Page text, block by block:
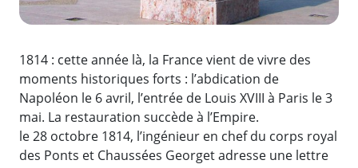
1814 : cette année là, la France vient de vivre des
moments historiques forts : l’abdication de
Napoléon le 6 avril, l’entrée de Louis XVIII à Paris le 3
mai. La restauration succède à l’Empire.
le 28 octobre 1814, l’ingénieur en chef du corps royal
des Ponts et Chaussées Georget adresse une lettre